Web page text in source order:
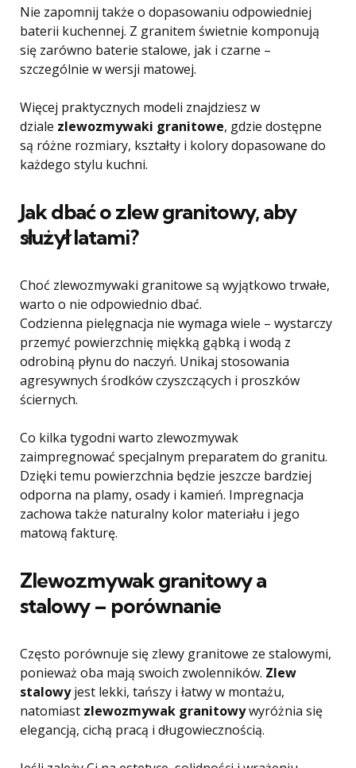
Nie zapomnij także o dopasowaniu odpowiedniej
baterii kuchennej. Z granitem świetnie komponują
się zarówno baterie stalowe, jak i czarne –
szczególnie w wersji matowej.
Więcej praktycznych modeli znajdziesz w
dziale zlewozmywaki granitowe, gdzie dostępne
są różne rozmiary, kształty i kolory dopasowane do
każdego stylu kuchni.
Jak dbać o zlew granitowy, aby
służył latami?
Choć zlewozmywaki granitowe są wyjątkowo trwałe,
warto o nie odpowiednio dbać.
Codzienna pielęgnacja nie wymaga wiele – wystarczy
przemyć powierzchnię miękką gąbką i wodą z
odrobiną płynu do naczyń. Unikaj stosowania
agresywnych środków czyszczących i proszków
ściernych.
Co kilka tygodni warto zlewozmywak
zaimpregnować specjalnym preparatem do granitu.
Dzięki temu powierzchnia będzie jeszcze bardziej
odporna na plamy, osady i kamień. Impregnacja
zachowa także naturalny kolor materiału i jego
matową fakturę.
Zlewozmywak granitowy a
stalowy – porównanie
Często porównuje się zlewy granitowe ze stalowymi,
ponieważ oba mają swoich zwolenników. Zlew
stalowyjest lekki, tańszy i łatwy w montażu,
natomiast zlewozmywak granitowywyróżnia się
elegancją, cichą pracą i długowiecznością.